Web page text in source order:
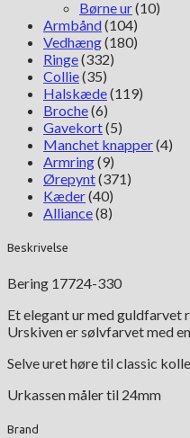
Børne ur(10)
Armbånd(104)
Vedhæng(180)
Ringe(332)
Collie(35)
Halskæde(119)
Broche(6)
Gavekort(5)
Manchet knapper(4)
Armring(9)
Ørepynt(371)
Kæder(40)
Alliance(8)
Beskrivelse
Bering 17724-330
Et elegant ur med
Urskiven er sølvfarvet med
Selve uret høre til classic
Urkassen måler til 24mm
Brand